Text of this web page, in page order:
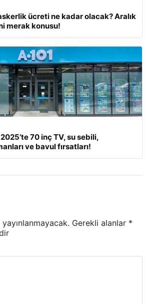
ücreti ne kadar olacak? Aralık
merak konusu!
2025’te 70 inç TV, su sebili,
ve bavul fırsatları!
Gerekli alanlar *